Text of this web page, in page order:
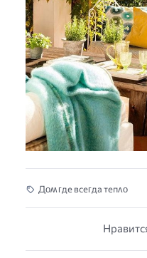
Дοʍ ᴦде всеᴦда тепʌο